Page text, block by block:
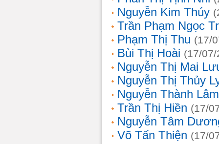
Nguyễn Kim Thúy
Trần Phạm Ngọc
Phạm Thị Thu (17/
Bùi Thị Hoài (17/
Nguyễn Thị Mai
Nguyễn Thị Thủy
Nguyễn Thành Lâm
Trần Thị Hiền (17/
Nguyễn Tâm
Võ Tấn Thiện (17/